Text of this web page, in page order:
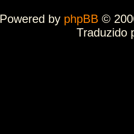
Powered by phpBB ©
Traduzido